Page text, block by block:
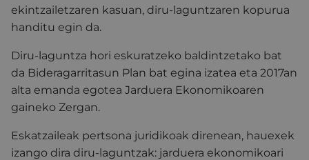
ekintzailetzaren kasuan, diru-laguntzaren kopurua
handitu egin da.
Diru-laguntza hori eskuratzeko baldintzetako bat
da Bideragarritasun Plan bat egina izatea eta 2017an
alta emanda egotea Jarduera Ekonomikoaren
gaineko Zergan.
Eskatzaileak pertsona juridikoak direnean, hauexek
izango dira diru-laguntzak: jarduera ekonomikoari